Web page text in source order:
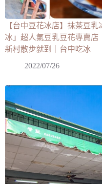
【台中豆花冰店】抹茶豆
冰」超人氣豆乳豆花專賣
新村散步就到｜台中吃冰
2022/07/26